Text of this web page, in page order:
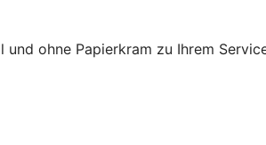
ohne Papierkram zu Ihrem